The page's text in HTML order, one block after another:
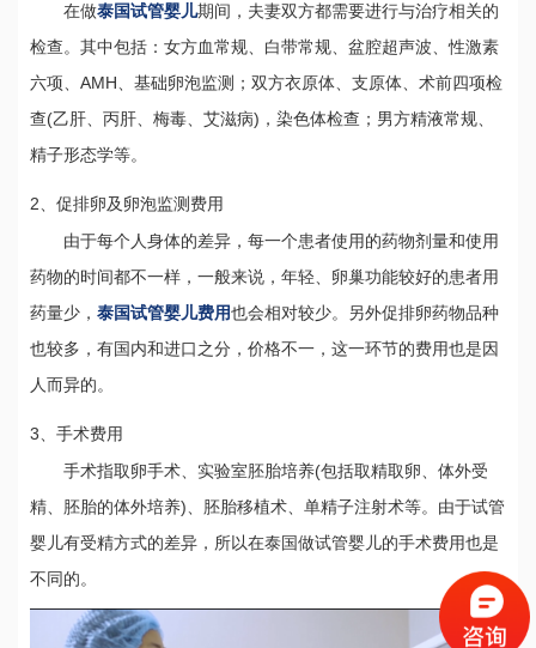
在做泰国试管婴儿期间，夫妻双方都需要进行与治疗相关的
检查。其中包括：女方血常规、白带常规、盆腔超声波、性激素
六项、AMH、基础卵泡监测；双方衣原体、支原体、术前四项检
查(乙肝、丙肝、梅毒、艾滋病)，染色体检查；男方精液常规、
精子形态学等。
2、促排卵及卵泡监测费用
由于每个人身体的差异，每一个患者使用的药物剂量和使用
药物的时间都不一样，一般来说，年轻、卵巢功能较好的患者用
药量少， 泰国试管婴儿费用也会相对较少。另外促排卵药物品种
也较多，有国内和进口之分，价格不一，这一环节的费用也是因
人而异的。
3、手术费用
手术指取卵手术、实验室胚胎培养(包括取精取卵、体外受
精、胚胎的体外培养)、胚胎移植术、单精子注射术等。由于试管
婴儿有受精方式的差异，所以在泰国做试管婴儿的手术费用也是
不同的。